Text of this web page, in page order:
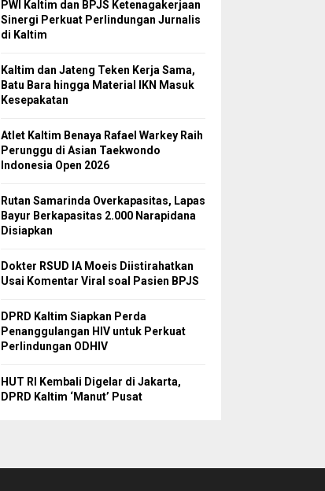
PWI Kaltim dan BPJS Ketenagakerjaan
Sinergi Perkuat Perlindungan Jurnalis
di Kaltim
Kaltim dan Jateng Teken Kerja Sama,
Batu Bara hingga Material IKN Masuk
Kesepakatan
Atlet Kaltim Benaya Rafael Warkey Raih
Perunggu di Asian Taekwondo
Indonesia Open 2026
Rutan Samarinda Overkapasitas, Lapas
Bayur Berkapasitas 2.000 Narapidana
Disiapkan
Dokter RSUD IA Moeis Diistirahatkan
Usai Komentar Viral soal Pasien BPJS
DPRD Kaltim Siapkan Perda
Penanggulangan HIV untuk Perkuat
Perlindungan ODHIV
HUT RI Kembali Digelar di Jakarta,
DPRD Kaltim ‘Manut’ Pusat